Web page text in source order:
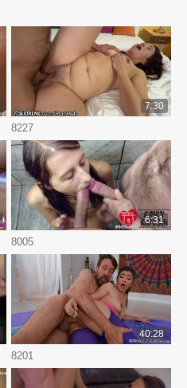
8227
7:30
8005
6:31
8201
40:28